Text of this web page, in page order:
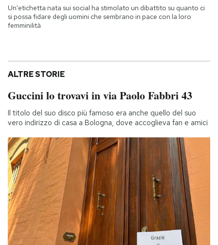
Un'etichetta nata sui social ha stimolato un dibattito su quanto ci
si possa fidare degli uomini che sembrano in pace con la loro
femminilità
ALTRE STORIE
Guccini lo trovavi in via Paolo Fabbri 43
Il titolo del suo disco più famoso era anche quello del suo
vero indirizzo di casa a Bologna, dove accoglieva fan e amici